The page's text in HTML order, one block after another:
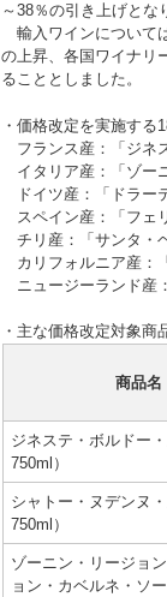
～38％の引き上げとな
輸入ワインについて
の上昇、各国ワイナリ
ることとしました。
・価格改定を実施する
フランス産：「ジネ
イタリア産：「ゾー
ドイツ産：「ドラー
スペイン産：「フェ
チリ産：「サンタ・
カリフォルニア産：
ニュージーランド産
・主な価格改定対象商
商品名
ジネステ・ボルドー
750ml）
シャトー・ヌデンヌ
750ml）
ゾーニン・リージョ
ョン・カベルネ・ソ